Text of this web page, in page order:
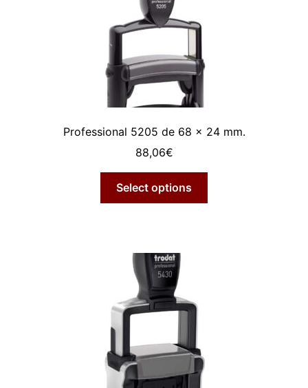
Professional 5205 de 68 x 24 mm.
88,06€
Select options